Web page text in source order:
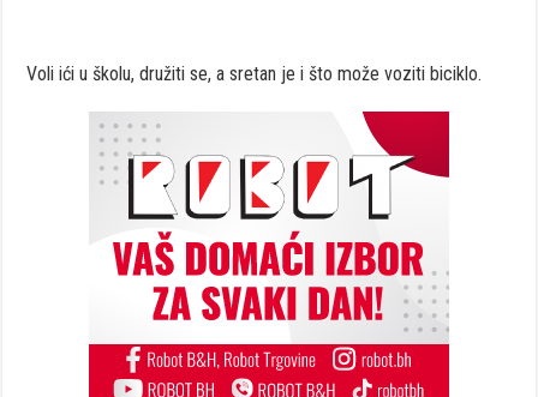
Voli ići u školu, družiti se, a sretan je i što može voziti biciklo.